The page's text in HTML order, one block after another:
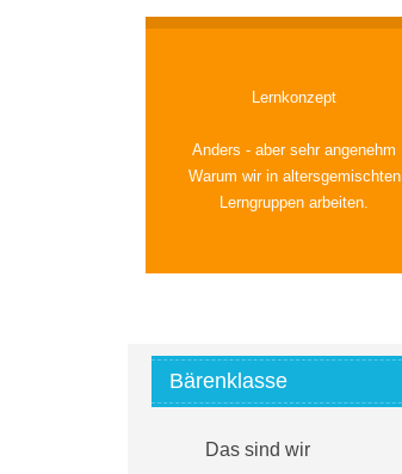
Lernkonzept
Anders - aber sehr angenehm
Warum wir in altersgemischten
Lerngruppen arbeiten.
Bärenklasse
Das sind wir